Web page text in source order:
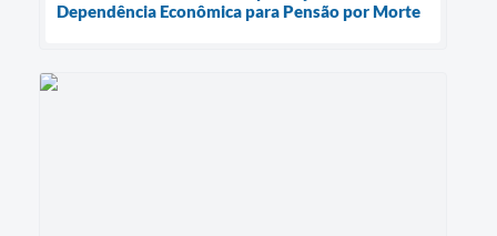
Dependência Econômica para Pensão por Morte